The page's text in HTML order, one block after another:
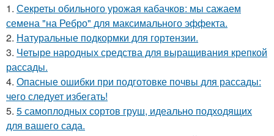
1. Секреты обильного урожая кабачков: мы сажаем
семена "на Ребро" для максимального эффекта.
2. Натуральные подкормки для гортензии.
3. Четыре народных средства для выращивания крепкой
рассады.
4. Опасные ошибки при подготовке почвы для рассады:
чего следует избегать!
5. 5 самоплодных сортов груш, идеально подходящих
для вашего сада.